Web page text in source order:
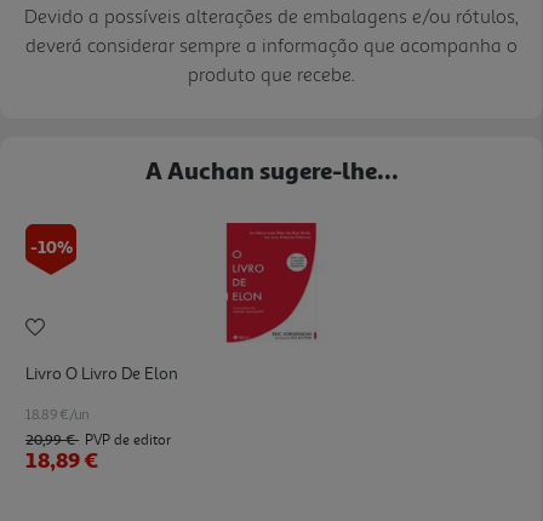
Devido a possíveis alterações de embalagens e/ou rótulos,
deverá considerar sempre a informação que acompanha o
produto que recebe.
A Auchan sugere-lhe...
-10%
Livro O Livro De Elon
18.89 €/un
20,99 € PVP de editor
18,89 €